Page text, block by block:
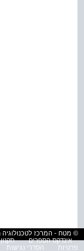
© מטח - המרכז לטכנולוגיה
אינדקס הספרים
פרטיות
הסדרי נגישות